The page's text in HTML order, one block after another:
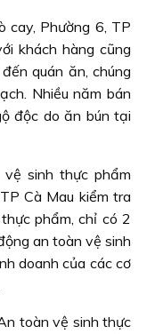
cay, Phường 6, TP
khách hàng cũng
quán ăn, chúng
Nhiều năm bán
độc do ăn bún tại
sinh thực phẩm
Cà Mau kiểm tra
phẩm, chỉ có 2
an toàn vệ sinh
doanh của các cơ
toàn vệ sinh thực